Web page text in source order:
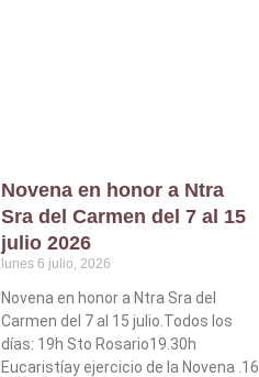
Novena en honor a Ntra
Sra del Carmen del 7 al 15
julio 2026
lunes 6 julio, 2026
Novena en honor a Ntra Sra del
Carmen del 7 al 15 julio.Todos los
días: 19h Sto Rosario19.30h
Eucaristíay ejercicio de la Novena .16